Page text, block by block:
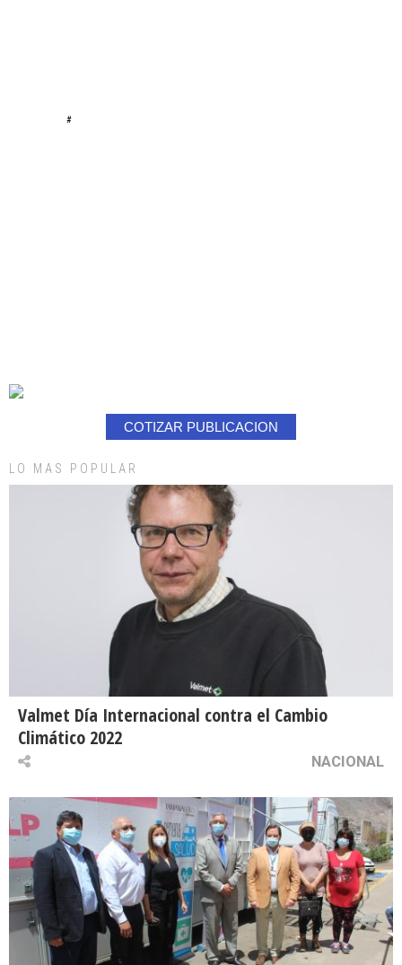
#
COTIZAR PUBLICACION
LO MAS POPULAR
Valmet Día Internacional contra el Cambio
Climático 2022
NACIONAL